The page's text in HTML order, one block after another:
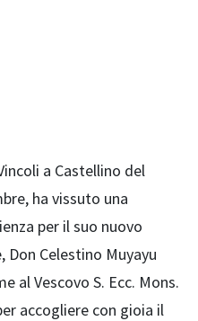
a Castellino del
ha vissuto una
per il suo nuovo
Celestino Muyayu
al Vescovo S. Ecc. Mons.
accogliere con gioia il